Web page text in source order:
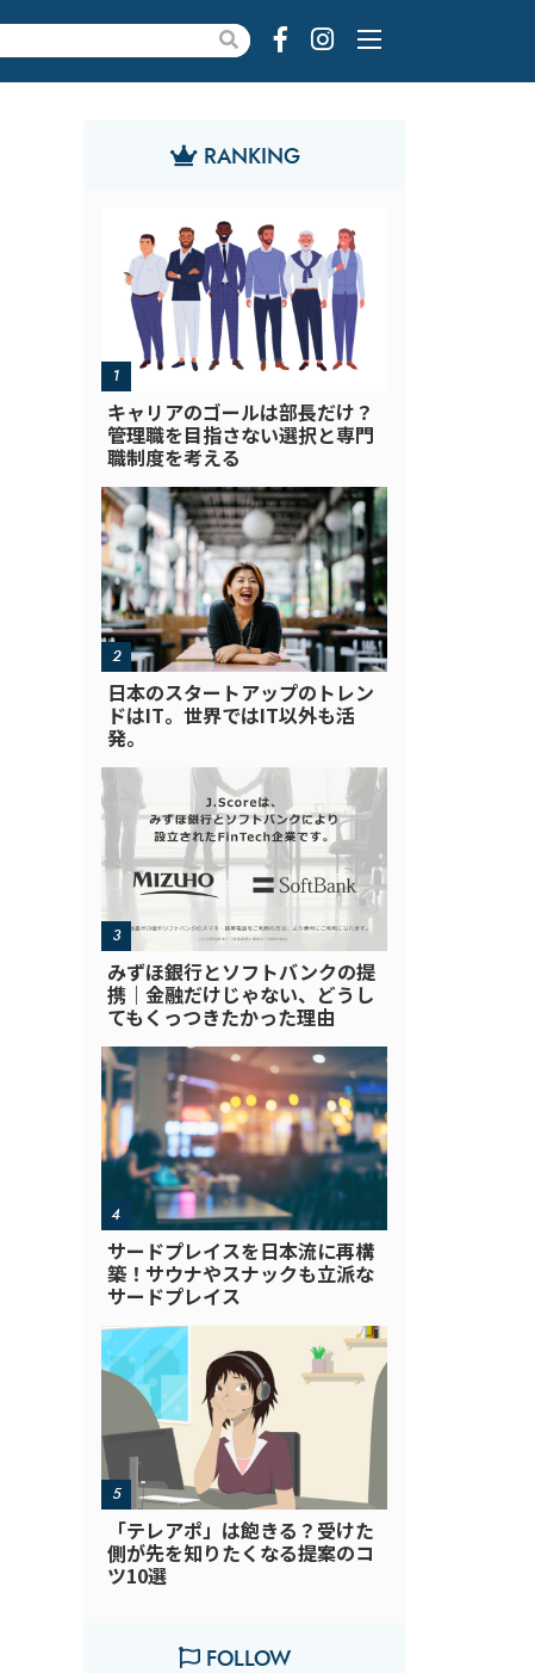
RANKING
キャリアのゴールは部長だけ？
管理職を目指さない選択と専門
職制度を考える
日本のスタートアップのトレン
ドはIT。世界ではIT以外も活
発。
みずほ銀行とソフトバンクの提
携｜金融だけじゃない、どうし
てもくっつきたかった理由
サードプレイスを日本流に再構
築！サウナやスナックも立派な
サードプレイス
「テレアポ」は飽きる？受けた
側が先を知りたくなる提案のコ
ツ10選
FOLLOW